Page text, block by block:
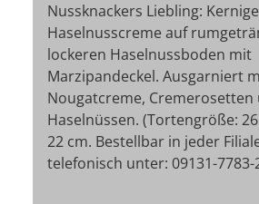
Nussknackers Liebling: Kernige
Haselnusscreme auf
lockeren Haselnussboden mit
Marzipandeckel. Ausgarniert
Nougatcreme, Cremerosetten
Haselnüssen. (Tortengröße:
22 cm. Bestellbar in jeder
telefonisch unter: 09131-7783-